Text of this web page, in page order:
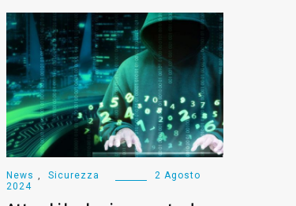
News Sicurezza
2 Agosto
2024